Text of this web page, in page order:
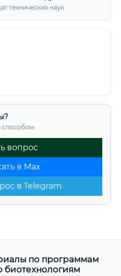
технических наук
способом:
вопрос
в Max
в Telegram
по программам
биотехнологиям